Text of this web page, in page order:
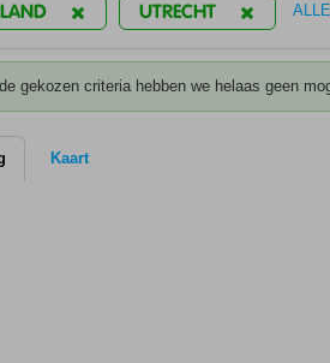
UTRECHT
gekozen criteria hebben we helaas geen
Kaart